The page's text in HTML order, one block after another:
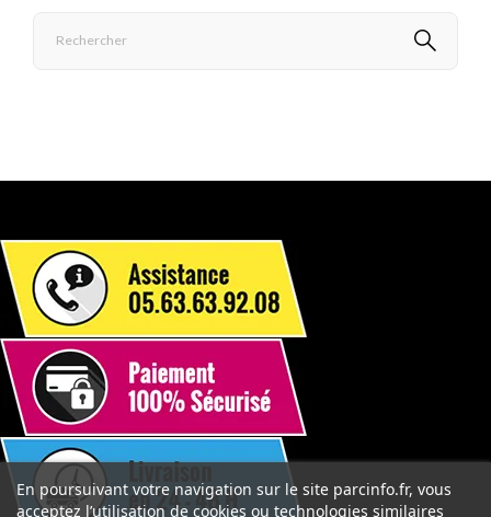
En poursuivant votre navigation sur le site parcinfo.fr, vous
acceptez l’utilisation de cookies ou technologies similaires